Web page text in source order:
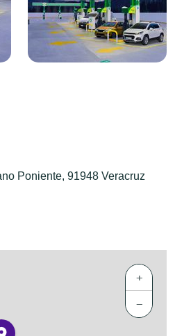
Poniente, 91948 Veracruz
+
−